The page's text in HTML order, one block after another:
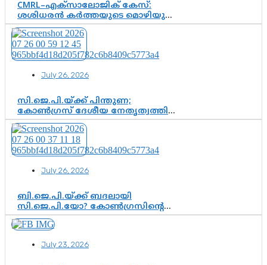
CMRL–എക്‌സാലോജിക് കേസ്:
ശശിധരൻ കർത്തയുടെ മൊഴിയുടെ
അടിസ്ഥാനത്തിൽ പിണറായി
വിജയനെ ചോദ്യം ചെയ്യുന്നതിൽ ഉടൻ
തീരുമാനം; വീണയ്‌ക്കെതിരെ
കൂടുതൽ തെളിവുകൾ പരിശോധിച്ച്
July 26, 2026
സി.ജെ.പി.യ്ക്ക് പിന്തുണ;
കോൺഗ്രസ് ദേശീയ നേതൃത്വത്തിൽ
ആശങ്കയോ? പാർട്ടിക്കുള്ളിൽ
ഭിന്നാഭിപ്രായമെന്ന വിലയിരുത്തൽ
July 26, 2026
ബി.ജെ.പി.യ്ക്ക് ബദലായി
സി.ജെ.പി.യോ? കോൺഗ്രസിന്റെ
രാഷ്ട്രീയ ഇടം കൈവശപ്പെടുത്താൻ
സിജെപി ഉയർന്നുകഴിഞ്ഞോ?
വഴിത്തിരിവ്
July 23, 2026